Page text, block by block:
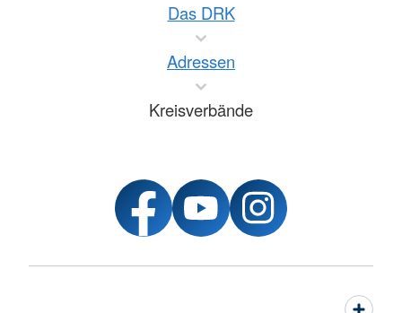
Das DRK
Adressen
Kreisverbände